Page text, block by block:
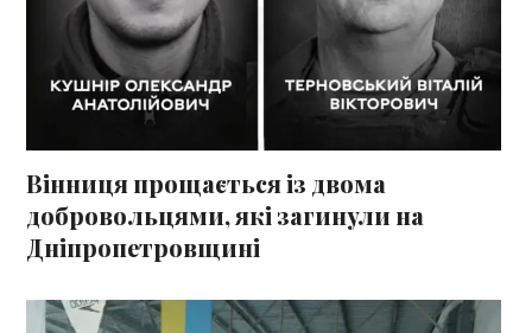
Вінниця прощається із двома
добровольцями, які загинули на
Дніпропетровщині